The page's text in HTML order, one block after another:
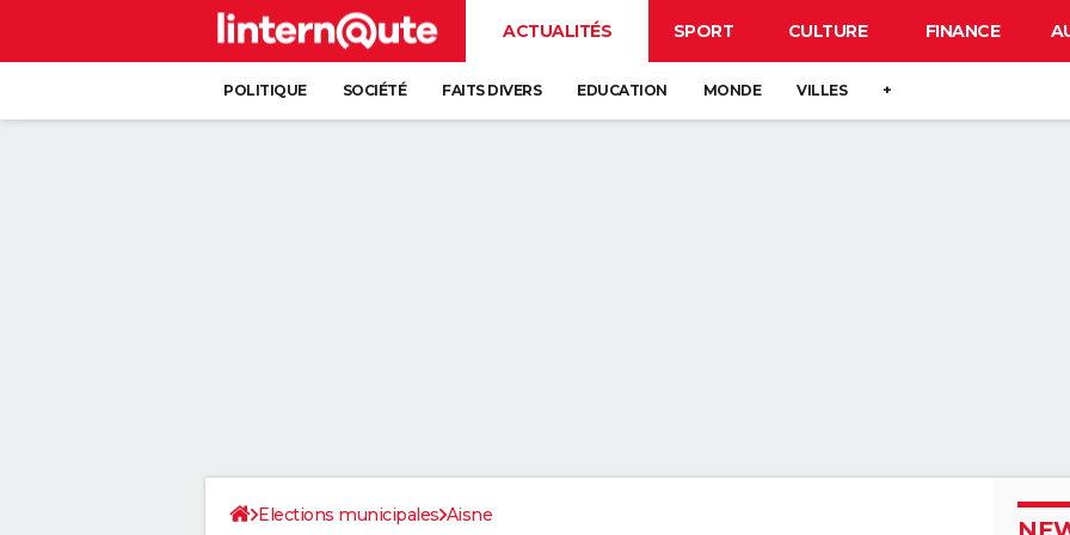
ACTUALITÉS SPORT CULTURE FINANCE
POLITIQUE SOCIÉTÉ FAITS DIVERS EDUCATION MONDE VILLES +
Elections municipales Aisne